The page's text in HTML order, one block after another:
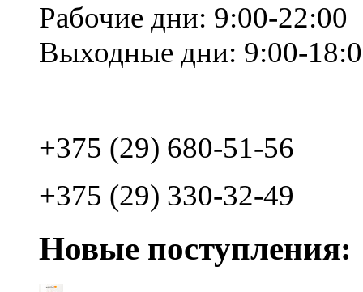
Рабочие дни: 9:00-22:00
Выходные дни: 9:00-
+375 (29) 680-51-56
+375 (29) 330-32-49
Новые поступления: